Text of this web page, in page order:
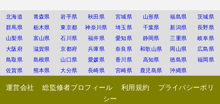
北海道 青森県 岩手県 秋田県 宮城県 山形県 福島県
茨城県
群馬県
栃木県 東京都 神奈川県 埼玉県 千葉県 新潟県
長野県
山梨県
富山県 石川県 福井県 愛知県 静岡県 三重県
岐阜県
大阪府
滋賀県 京都府 兵庫県 奈良県 和歌山県 岡山県
広島県
鳥取県
島根県 山口県 愛媛県 香川県 高知県 徳島県
福岡県
佐賀県
熊本県 大分県 長崎県 宮崎県 鹿児島県 沖縄県
運営会社 総監修者プロフィール 利用規約
プライバシーポリ
シー